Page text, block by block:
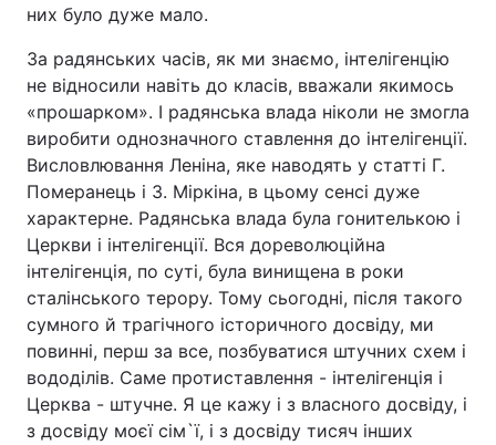
них було дуже мало.
За радянських часів, як ми знаємо, інтелігенцію
не відносили навіть до класів, вважали якимось
«прошарком». І радянська влада ніколи не змогла
виробити однозначного ставлення до інтелігенції.
Висловлювання Леніна, яке наводять у статті Г.
Померанець і З. Міркіна, в цьому сенсі дуже
характерне. Радянська влада була гонителькою і
Церкви і інтелігенції. Вся дореволюційна
інтелігенція, по суті, була винищена в роки
сталінського терору. Тому сьогодні, після такого
сумного й трагічного історичного досвіду, ми
повинні, перш за все, позбуватися штучних схем і
вододілів. Саме протиставлення - інтелігенція і
Церква - штучне. Я це кажу і з власного досвіду, і
з досвіду моєї сім`ї, і з досвіду тисяч інших